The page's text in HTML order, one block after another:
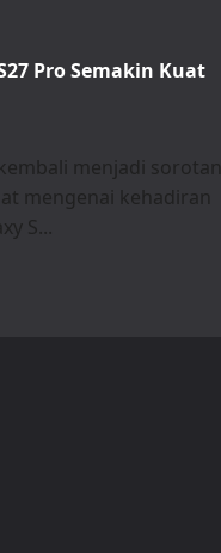
Pro Semakin Kuat
menjadi sorotan
mengenai kehadiran
S...